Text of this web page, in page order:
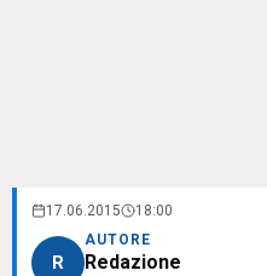
17.06.2015 18:00
R
AUTORE
Redazione